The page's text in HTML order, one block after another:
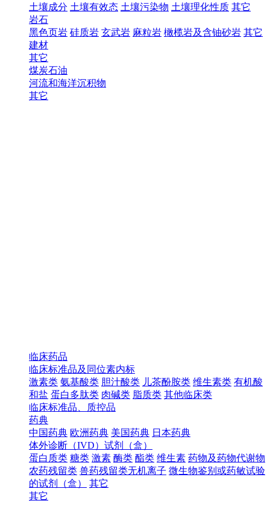
土壤成分 土壤有效态 土壤污染物 土壤理化性质 其它
岩石
黑色页岩 硅质岩 玄武岩 麻粒岩 橄榄岩及含铀砂岩 其它
建材
其它
煤炭石油
河流和海洋沉积物
其它
临床药品
临床标准品及同位素内标
激素类 氨基酸类 胆汁酸类 儿茶酚胺类 维生素类 有机酸
和盐 蛋白多肽类 肉碱类 脂质类 其他临床类
临床标准品、质控品
药典
中国药典 欧洲药典 美国药典 日本药典
体外诊断（IVD）试剂（盒）
蛋白质类 糖类 激素 酶类 酯类 维生素 药物及药物代谢物
农药残留类 兽药残留类无机离子 微生物鉴别或药敏试验
的试剂（盒）
其它
其它